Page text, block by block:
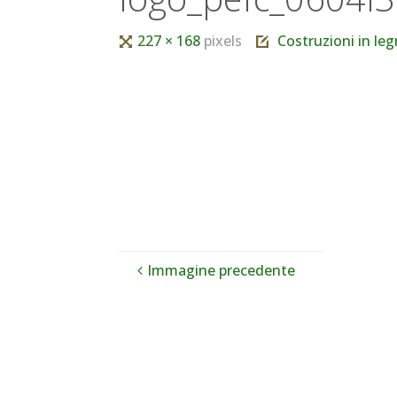
Tutta227 × 168 pixels Costruzioni in
Immagine precedente